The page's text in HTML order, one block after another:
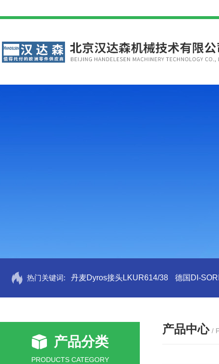
热门关键词: 丹麦Dyros接头LKUR614/38 德国DI-
产品分类
PRODUCTS CATEGORY
产品中心 /